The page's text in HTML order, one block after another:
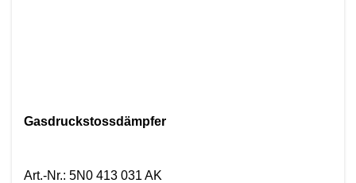
Gasdruckstossdämpfer
Art.-Nr.: 5N0 413 031 AK